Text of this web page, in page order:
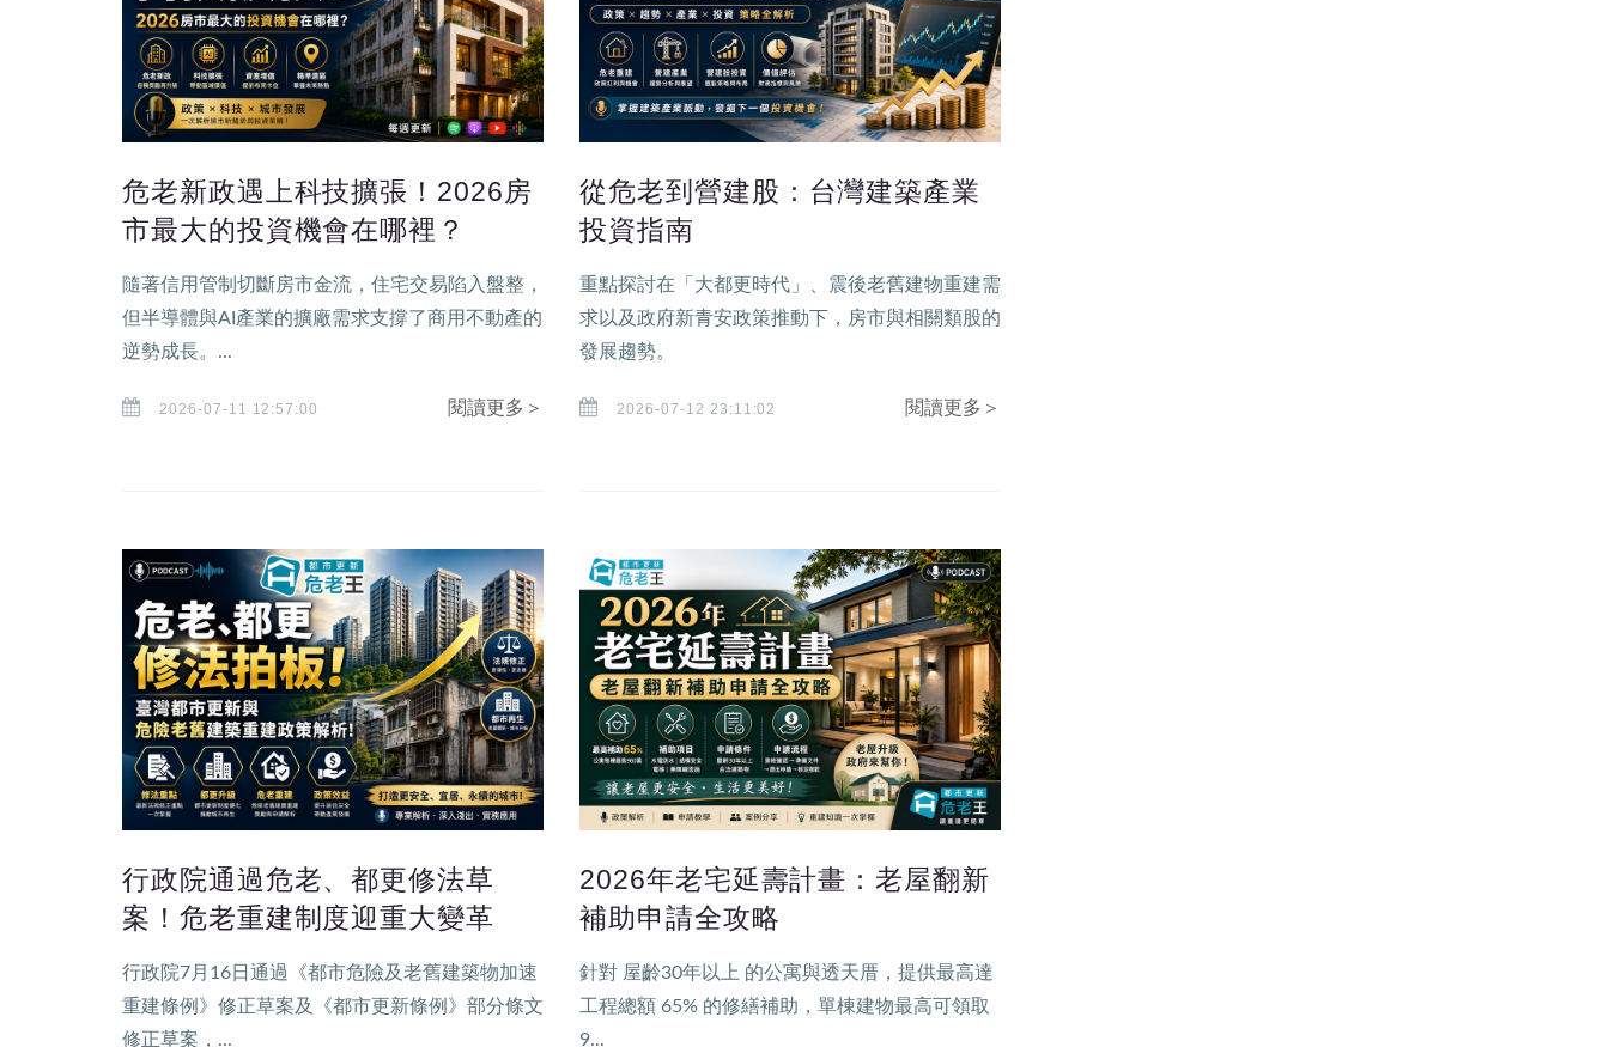
危老新政遇上科技擴張！2026房
市最大的投資機會在哪裡？
隨著信用管制切斷房市金流，住宅交易陷入盤整，
但半導體與AI產業的擴廠需求支撐了商用不動產的
逆勢成長。...
2026-07-11 12:57:00 閱讀更多＞
從危老到營建股：台灣建築產業
投資指南
重點探討在「大都更時代」、震後老舊建物重建需
求以及政府新青安政策推動下，房市與相關類股的
發展趨勢。
2026-07-12 23:11:02 閱讀更多＞
行政院通過危老、都更修法草
案！危老重建制度迎重大變革
行政院7月16日通過《都市危險及老舊建築物加速
重建條例》修正草案及《都市更新條例》部分條文
修正草案，...
2026年老宅延壽計畫：老屋翻新
補助申請全攻略
針對 屋齡30年以上 的公寓與透天厝，提供最高達
工程總額 65% 的修繕補助，單棟建物最高可領取
9...